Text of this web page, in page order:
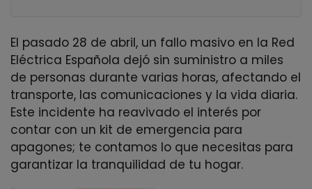
El pasado 28 de abril, un fallo masivo en la Red
Eléctrica Española dejó sin suministro a miles
de personas durante varias horas, afectando el
transporte, las comunicaciones y la vida diaria.
Este incidente ha reavivado el interés por
contar con un kit de emergencia para
apagones; te contamos lo que necesitas para
garantizar la tranquilidad de tu hogar.